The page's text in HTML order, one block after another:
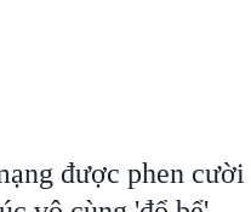
được phen cười